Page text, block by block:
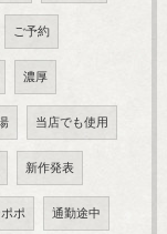
ご予約
濃厚
当店でも使用
新作発表
ポ 通勤途中